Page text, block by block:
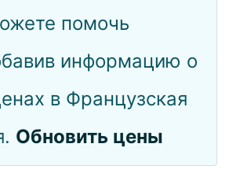
помочь
информацию о
в Французская
Обновить цены